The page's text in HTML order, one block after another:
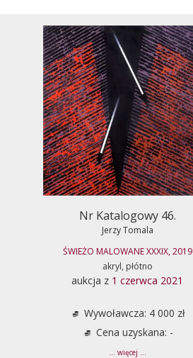
Nr Katalogowy 46.
Jerzy Tomala
ŚWIEŻO MALOWANE XXXIX, 2019
akryl, płótno
aukcja z 1 czerwca 2021
Wywoławcza: 4 000 zł
Cena uzyskana: -
... więcej ...